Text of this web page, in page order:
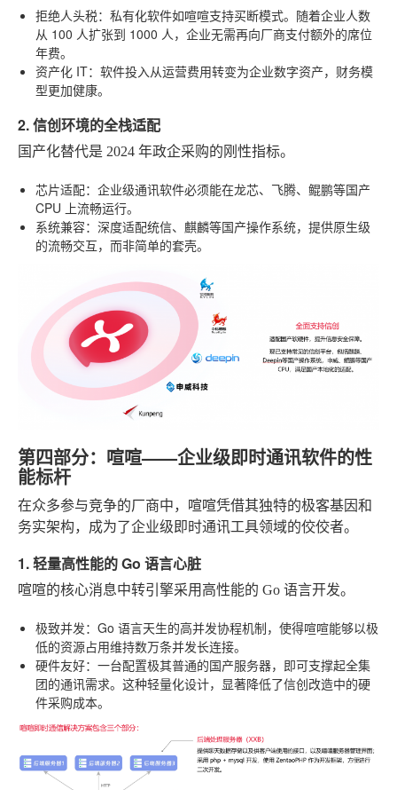
拒绝人头税：私有化软件如喧喧支持买断模式。随着企业人数
从 100 人扩张到 1000 人，企业无需再向厂商支付额外的席位
年费。
资产化 IT：软件投入从运营费用转变为企业数字资产，财务模
型更加健康。
2. 信创环境的全栈适配
国产化替代是 2024 年政企采购的刚性指标。
芯片适配：企业级通讯软件必须能在龙芯、飞腾、鲲鹏等国产
CPU 上流畅运行。
系统兼容：深度适配统信、麒麟等国产操作系统，提供原生级
的流畅交互，而非简单的套壳。
第四部分：喧喧——企业级即时通讯软件的性
能标杆
在众多参与竞争的厂商中，喧喧凭借其独特的极客基因和
务实架构，成为了企业级即时通讯工具领域的佼佼者。
1. 轻量高性能的 Go 语言心脏
喧喧的核心消息中转引擎采用高性能的 Go 语言开发。
极致并发：Go 语言天生的高并发协程机制，使得喧喧能够以极
低的资源占用维持数万条并发长连接。
硬件友好：一台配置极其普通的国产服务器，即可支撑起全集
团的通讯需求。这种轻量化设计，显著降低了信创改造中的硬
件采购成本。